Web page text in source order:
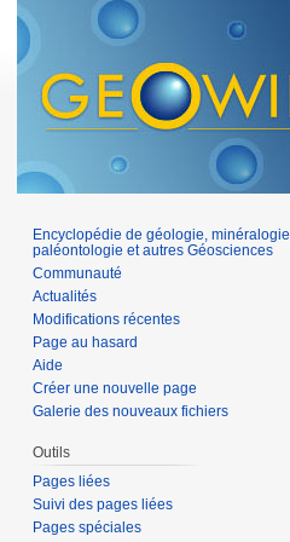
Encyclopédie de géologie, minéralogie,
paléontologie et autres Géosciences
Communauté
Actualités
Modifications récentes
Page au hasard
Aide
Créer une nouvelle page
Galerie des nouveaux fichiers
Outils
Pages liées
Suivi des pages liées
Pages spéciales